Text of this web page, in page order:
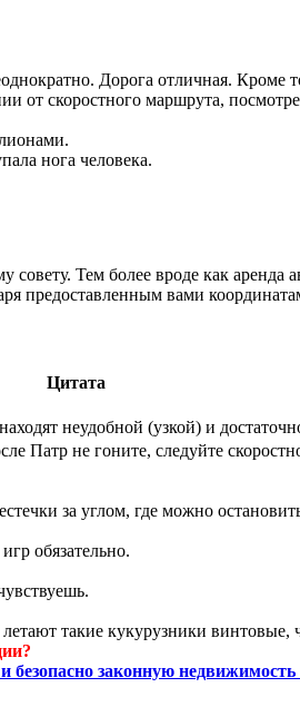
Дорога отличная. Кроме
от скоростного маршрута,
нога человека.
Тем более вроде как
предоставленным вами
Цитата
неудобной (узкой) и
Патр не гоните, следуйте
за углом, где можно
обязательно.
такие кукурузники
безопасно законную